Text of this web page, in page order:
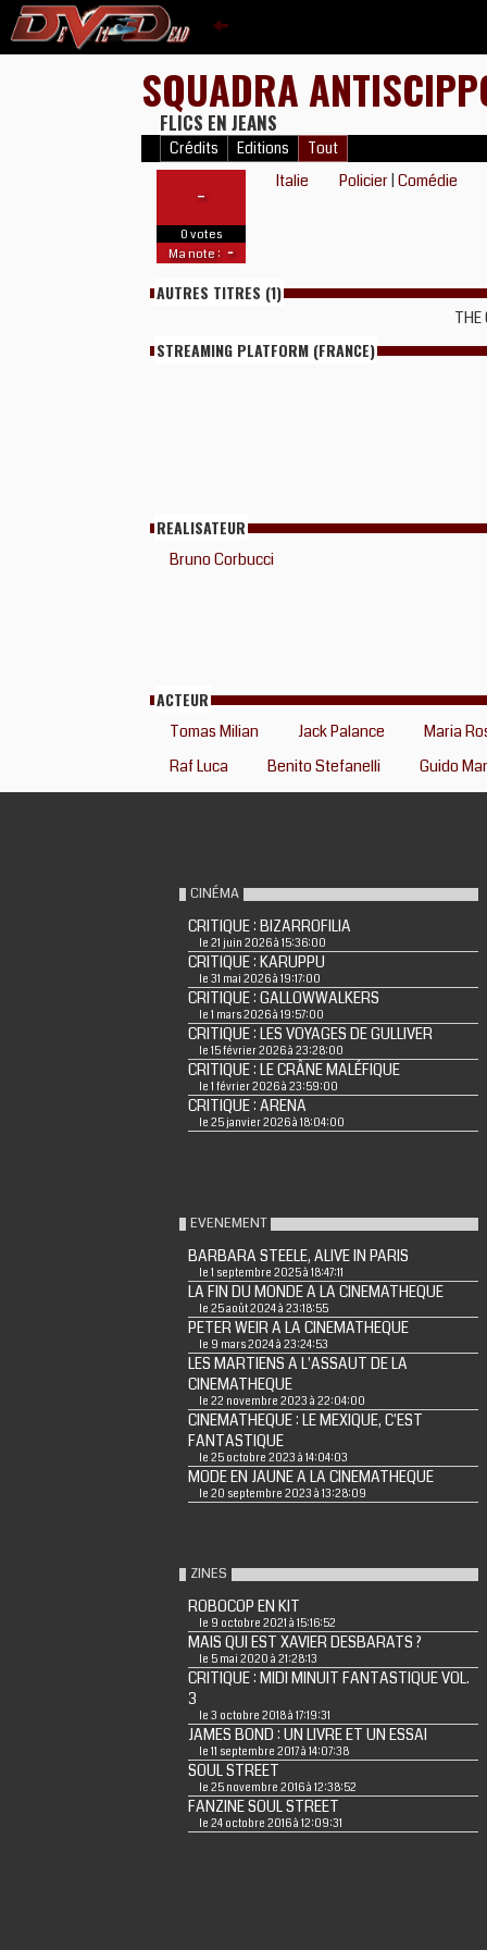
SQUADRA
FLICS EN JEANS
Crédits Editions Tout
-
0 votes
Ma note : -
Italie Policier |Comédie
AUTRES TITRES (1)
THE
STREAMING PLATFORM (FRANCE)
REALISATEUR
Bruno Corbucci
ACTEUR
Tomas Milian Jack Palance
Maria
Raf Luca
Benito Stefanelli Guido
CINÉMA
CRITIQUE : BIZARROFILIA
le 21 juin 2026 à 15:36:00
CRITIQUE : KARUPPU
le 31 mai 2026 à 19:17:00
CRITIQUE : GALLOWWALKERS
le 1 mars 2026 à 19:57:00
CRITIQUE : LES VOYAGES DE GULLIVER
le 15 février 2026 à 23:28:00
CRITIQUE : LE CRÂNE MALÉFIQUE
le 1 février 2026 à 23:59:00
CRITIQUE : ARENA
le 25 janvier 2026 à 18:04:00
EVENEMENT
BARBARA STEELE, ALIVE IN PARIS
le 1 septembre 2025 à 18:47:11
LA FIN DU MONDE A LA CINEMATHEQUE
le 25 août 2024 à 23:18:55
PETER WEIR A LA CINEMATHEQUE
le 9 mars 2024 à 23:24:53
LES MARTIENS A L'ASSAUT DE LA
CINEMATHEQUE
le 22 novembre 2023 à 22:04:00
CINEMATHEQUE : LE MEXIQUE, C'EST
FANTASTIQUE
le 25 octobre 2023 à 14:04:03
MODE EN JAUNE A LA CINEMATHEQUE
le 20 septembre 2023 à 13:28:09
ZINES
ROBOCOP EN KIT
le 9 octobre 2021 à 15:16:52
MAIS QUI EST XAVIER DESBARATS ?
le 5 mai 2020 à 21:28:13
CRITIQUE : MIDI MINUIT FANTASTIQUE VOL.
3
le 3 octobre 2018 à 17:19:31
JAMES BOND : UN LIVRE ET UN ESSAI
le 11 septembre 2017 à 14:07:38
SOUL STREET
le 25 novembre 2016 à 12:38:52
FANZINE SOUL STREET
le 24 octobre 2016 à 12:09:31